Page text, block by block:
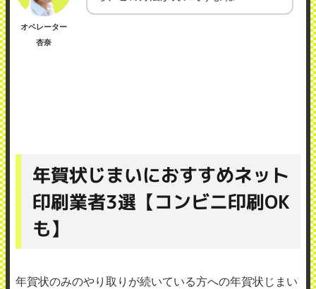
オペレーター
杏奈
年賀状じまいにおすすめネット
印刷業者3選【コンビニ印刷OK
も】
年賀状のみのやり取りが続いている方への年賀状じまい